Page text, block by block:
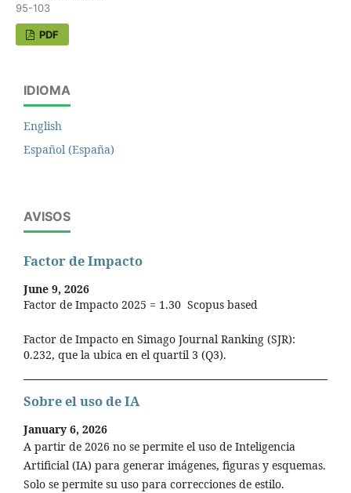
95-103
PDF
IDIOMA
English
Español (España)
AVISOS
Factor de Impacto
June 9, 2026
Factor de Impacto 2025 = 1.30 Scopus based
Factor de Impacto en Simago Journal Ranking (SJR):
0.232, que la ubica en el quartil 3 (Q3).
Sobre el uso de IA
January 6, 2026
A partir de 2026 no se permite el uso de Inteligencia
Artificial (IA) para generar imágenes, figuras y esquemas.
Solo se permite su uso para correcciones de estilo.